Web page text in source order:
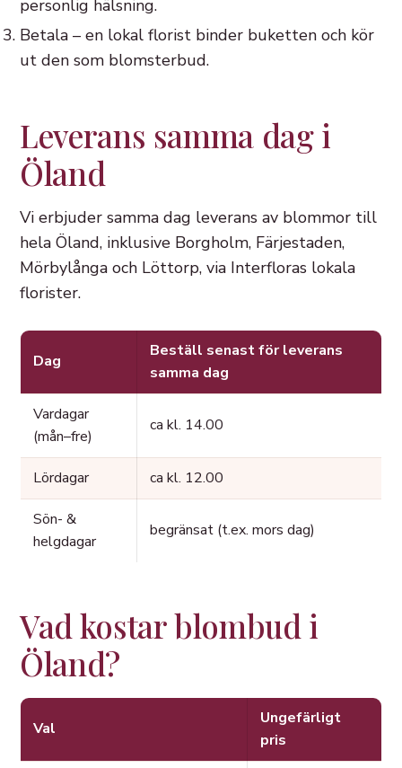
personlig hälsning.
Betala – en lokal florist binder buketten och kör
ut den som blomsterbud.
Leverans samma dag i
Öland
Vi erbjuder samma dag leverans av blommor till
hela Öland, inklusive Borgholm, Färjestaden,
Mörbylånga och Löttorp, via Interfloras lokala
florister.
Dag
Beställ senast för leverans
samma dag
Vardagar
(mån–fre)
ca kl. 14.00
Lördagar ca kl. 12.00
Sön- &
helgdagar
begränsat (t.ex. mors dag)
Vad kostar blombud i
Öland?
Val
Ungefärligt
pris